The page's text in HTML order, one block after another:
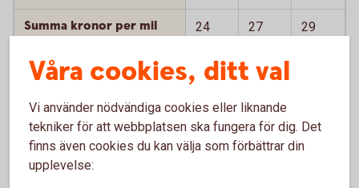
Summa kronor per mil 24 27 29
Summa kronor per
månad inkl
4 030 4 610
Summa kronor per mil
inkl värdeminskning
32 37 42
Våra cookies, ditt val
Vi använder nödvändiga cookies eller liknande
tekniker för att webbplatsen ska fungera för dig. Det
finns även cookies du kan välja som förbättrar din
upplevelse: